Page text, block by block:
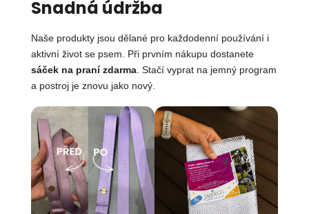
Snadná údržba
Naše produkty jsou dělané pro každodenní používání i
aktivní život se psem. Při prvním nákupu dostanete
sáček na praní zdarma. Stačí vyprat na jemný program
a postroj je znovu jako nový.